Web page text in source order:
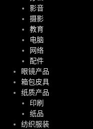
影音
摄影
教育
电脑
网络
配件
眼镜产品
箱包皮具
纸质产品
印刷
纸品
纺织服装